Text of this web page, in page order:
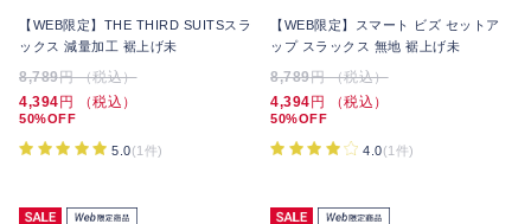
【WEB限定】THE THIRD SUITSスラ
ックス 減量加工 裾上げ未
8,789円 （税込）
4,394 円 （税込）
50%OFF
5.0(1件)
【WEB限定】スマート ビズ セットア
ップ スラックス 無地 裾上げ未
8,789円 （税込）
4,394 円 （税込）
50%OFF
4.0(1件)